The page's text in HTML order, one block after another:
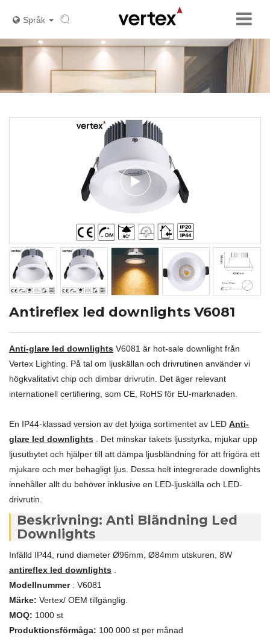
Språk
Antireflex led downlights V6081
Anti-glare led downlights V6081 är hot-sale downlight från
Vertex Lighting. På tal om ljuskällan och drivrutinen använder vi
högkvalitativt chip och dimbar drivrutin. Det äger relevant
internationell certifiering, som CE, RoHS för EU-marknaden.
En IP44-klassad version av det lyxiga sortimentet av LED Anti-
glare led downlights . Det minskar takets ljusstyrka, mjukar upp
ljusutbytet och hjälper till att dämpa ljusbländning för att frigöra ett
mjukare och mer behagligt ljus. Dessa helt integrerade downlights
innehåller allt du behöver inklusive en LED-ljuskälla och LED-
drivrutin.
Beskrivning: Anti Bländning Led
Downlights
Infälld IP44, rund diameter Ø96mm, Ø84mm utskuren, 8W
antireflex led downlights
Modellnummer : V6081
Märke: Vertex/ OEM tillgänglig.
MOQ: 1000 st
Produktionsförmåga: 100 000 st per månad